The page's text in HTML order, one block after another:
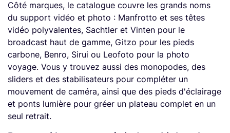
Côté marques, le catalogue couvre les grands noms
du support vidéo et photo : Manfrotto et ses têtes
vidéo polyvalentes, Sachtler et Vinten pour le
broadcast haut de gamme, Gitzo pour les pieds
carbone, Benro, Sirui ou Leofoto pour la photo
voyage. Vous y trouvez aussi des monopodes, des
sliders et des stabilisateurs pour compléter un
mouvement de caméra, ainsi que des pieds d'éclairage
et ponts lumière pour gréer un plateau complet en un
seul retrait.